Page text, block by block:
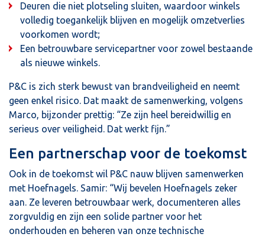
Deuren die niet plotseling sluiten, waardoor winkels
volledig toegankelijk blijven en mogelijk omzetverlies
voorkomen wordt;
Een betrouwbare servicepartner voor zowel bestaande
als nieuwe winkels.
P&C is zich sterk bewust van brandveiligheid en neemt
geen enkel risico. Dat maakt de samenwerking, volgens
Marco, bijzonder prettig: “Ze zijn heel bereidwillig en
serieus over veiligheid. Dat werkt fijn.”
Een partnerschap voor de toekomst
Ook in de toekomst wil P&C nauw blijven samenwerken
met Hoefnagels. Samir: “Wij bevelen Hoefnagels zeker
aan. Ze leveren betrouwbaar werk, documenteren alles
zorgvuldig en zijn een solide partner voor het
onderhouden en beheren van onze technische